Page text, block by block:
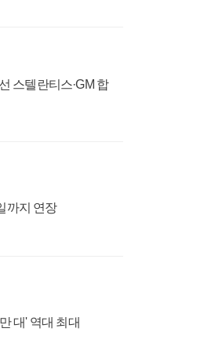
스텔란티스·GM 합
까지 연장
대' 역대 최대